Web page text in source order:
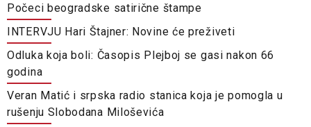
Počeci beogradske satirične štampe
INTERVJU Hari Štajner: Novine će preživeti
Odluka koja boli: Časopis Plejboj se gasi nakon 66
godina
Veran Matić i srpska radio stanica koja je pomogla u
rušenju Slobodana Miloševića